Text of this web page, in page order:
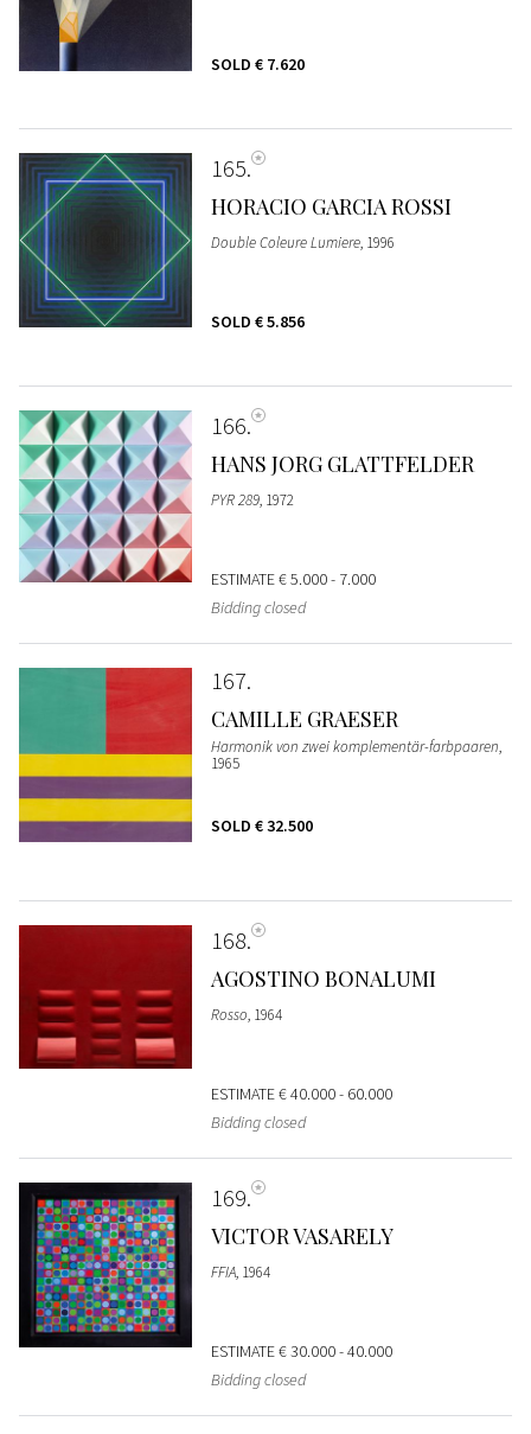
SOLD € 7.620
165
HORACIO GARCIA ROSSI
Double Coleure Lumiere, 1996
SOLD € 5.856
166
HANS JORG GLATTFELDER
PYR 289, 1972
ESTIMATE€ 5.000 - 7.000
Bidding closed
167
CAMILLE GRAESER
Harmonik von zwei komplementär-farbpaaren,
1965
SOLD € 32.500
168
AGOSTINO BONALUMI
Rosso, 1964
ESTIMATE€ 40.000 - 60.000
Bidding closed
169
VICTOR VASARELY
FFIA, 1964
ESTIMATE€ 30.000 - 40.000
Bidding closed